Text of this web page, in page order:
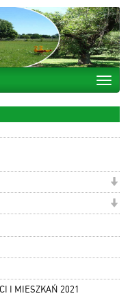
Toggle
I MIESZKAŃ 2021